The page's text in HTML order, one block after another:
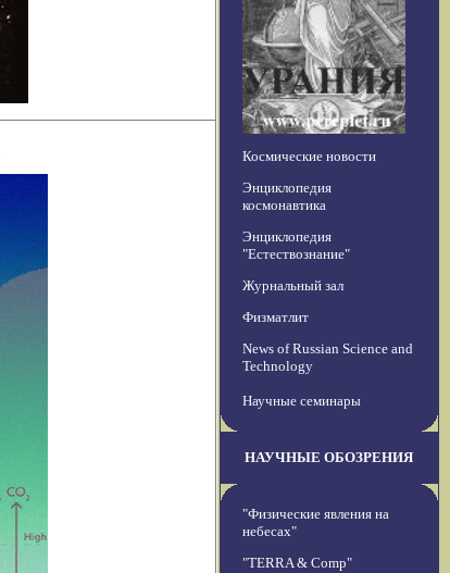
Космические новости
Энциклопедия
космонавтика
Энциклопедия
"Естествознание"
Журнальный зал
Физматлит
News of Russian Science and
Technology
Научные семинары
НАУЧНЫЕ ОБОЗРЕНИЯ
"Физические явления на
небесах"
"TERRA & Comp"